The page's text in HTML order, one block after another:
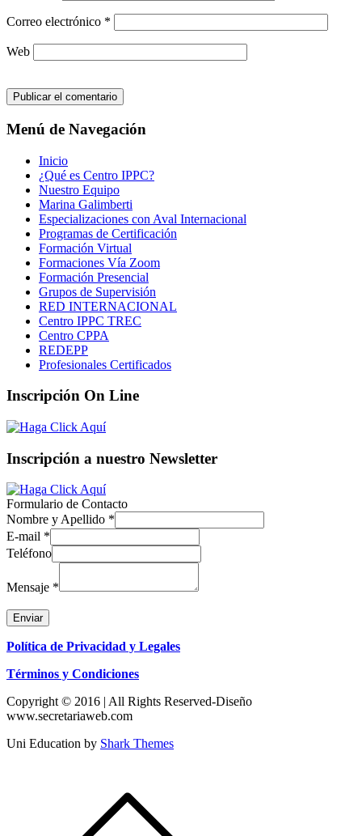
Correo electrónico *
Web
Menú de Navegación
Inicio
¿Qué es Centro IPPC?
Nuestro Equipo
Marina Galimberti
Especializaciones con Aval Internacional
Programas de Certificación
Formación Virtual
Formaciones Vía Zoom
Formación Presencial
Grupos de Supervisión
RED INTERNACIONAL
Centro IPPC TREC
Centro CPPA
REDEPP
Profesionales Certificados
Inscripción On Line
Inscripción a nuestro Newsletter
Formulario de Contacto
Nombre y Apellido *
E-mail *
Teléfono
Mensaje *
Enviar
Política de Privacidad y Legales
Términos y Condiciones
Copyright © 2016 | All Rights Reserved-Diseño
www.secretariaweb.com
Uni Education by Shark Themes